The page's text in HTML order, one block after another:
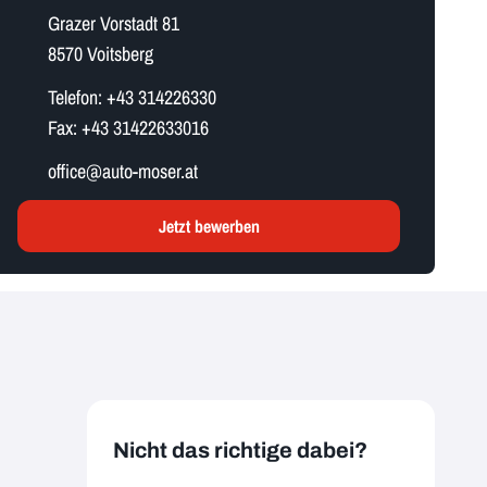
Grazer Vorstadt 81
8570 Voitsberg
Telefon: +43 314226330
Fax: +43 31422633016
o​f​f​i​c​e​@auto-moser.at
Jetzt bewerben
Nicht das richtige dabei?